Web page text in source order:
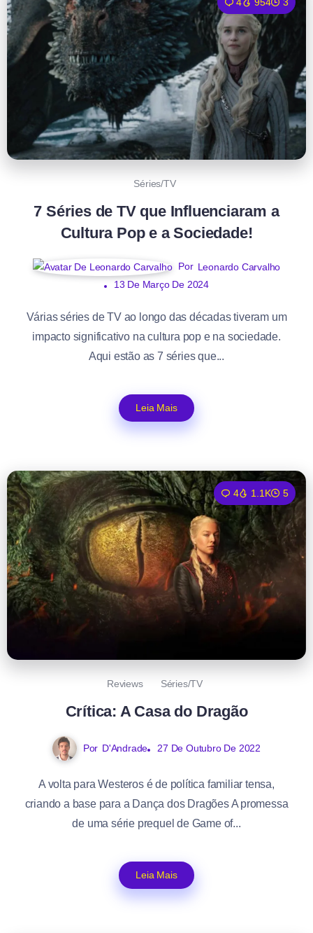
4 954 3
Séries/TV
7 Séries de TV que Influenciaram a
Cultura Pop e a Sociedade!
Por Leonardo Carvalho
13 De Março De 2024
Várias séries de TV ao longo das décadas tiveram um
impacto significativo na cultura pop e na sociedade.
Aqui estão as 7 séries que...
Leia Mais
4 1.1K 5
Reviews Séries/TV
Crítica: A Casa do Dragão
Por D'Andrade 27 De Outubro De 2022
A volta para Westeros é de política familiar tensa,
criando a base para a Dança dos Dragões A promessa
de uma série prequel de Game of...
Leia Mais